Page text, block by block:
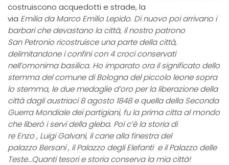
costruiscono acquedotti e strade, la
via Emiliada Marco Emilio Lepido. Di nuovo poi arrivano i
barbari che devastano la città, il nostro patrono
San Petronio ricostruisce una parte della città,
delimitandone i confini con 4 croci conservati
nell’omonima basilica. Ho imparato ora il significato dello
stemma del comune di Bologna del piccolo leone sopra
lo stemma, le due medaglie d’oro per la liberazione della
città dagli austriaci 8 agosto 1848 e quella della Seconda
Guerra Mondiale dei partigiani, fu la prima citta al mondo
che liberò i servi della gleba. Poi c’è la storia di
re Enzo , Luigi Galvani, il cane alla finestra del
palazzo Bersani , il Palazzo degli Elefanti e il Palazzo delle
Teste…Quanti tesori e storia conserva la mia città!